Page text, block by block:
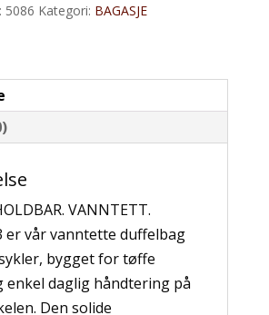
5086 Kategori: BAGASJE
VANNTETT.
er vår vanntette duffelbag
bygget for tøffe
enkel daglig håndtering på
Den solide